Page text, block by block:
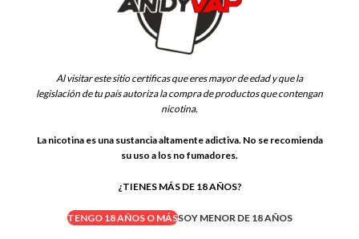
Al visitar este sitio certificas que eres mayor de edad y que la
legislación de tu país autoriza la compra de productos que contengan
nicotina.
La nicotina es una sustancia altamente adictiva. No se recomienda
su uso a los no fumadores.
¿TIENES MÁS DE 18 AÑOS?
TENGO 18 AÑOS O MÁSSOY MENOR DE 18 AÑOS